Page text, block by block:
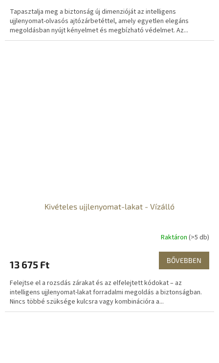
Tapasztalja meg a biztonság új dimenzióját az intelligens
ujjlenyomat-olvasós ajtózárbetéttel, amely egyetlen elegáns
megoldásban nyújt kényelmet és megbízható védelmet. Az...
Kivételes ujjlenyomat-lakat - Vízálló
Raktáron (>5 db)
13 675 Ft BŐVEBBEN
Felejtse el a rozsdás zárakat és az elfelejtett kódokat – az
intelligens ujjlenyomat-lakat forradalmi megoldás a biztonságban.
Nincs többé szüksége kulcsra vagy kombinációra a...